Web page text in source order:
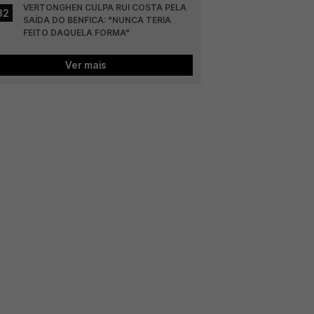
VERTONGHEN CULPA RUI COSTA PELA
SAÍDA DO BENFICA: "NUNCA TERIA
FEITO DAQUELA FORMA"
Ver mais